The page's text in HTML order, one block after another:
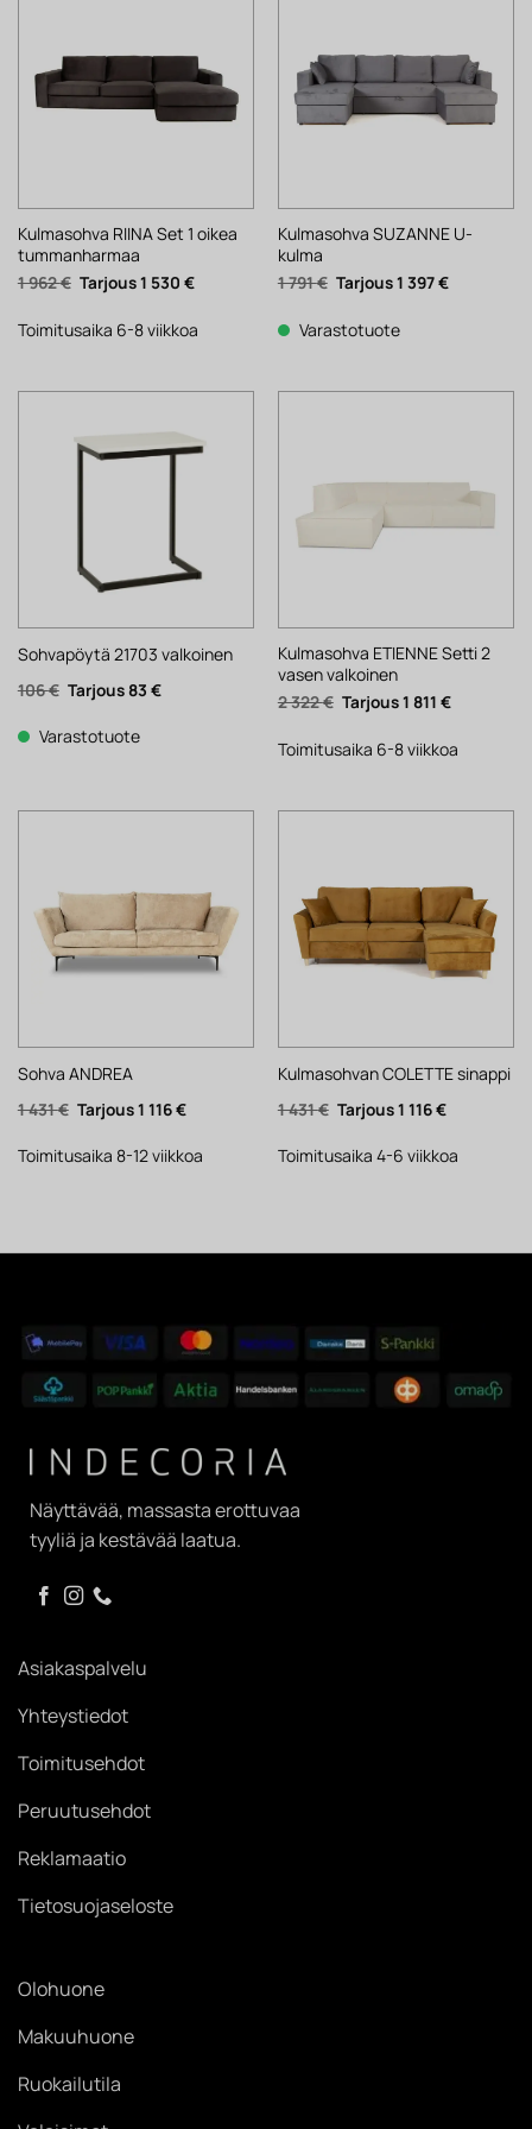
Kulmasohva RIINA Set 1 oikea
tummanharmaa
1 962€ Alkuperäinen
hinta
1
962 €.
1 530 €Nykyinen
1
530 €.
Toimitusaika 6-8 viikkoa
Kulmasohva SUZANNE U-
kulma
1 791€ Alkuperäinen
hinta
1
791 €.
1 397€Nykyinen
Varastotuote
Sohvapöytä 21703 valkoinen
106€ Alkuperäinen
hinta
106 €.
83 €Nykyinen
Varastotuote
Kulmasohva ETIENNE Setti 2
vasen valkoinen
2 322€ Alkuperäinen
hinta
2
322 €.
1 811 €Nykyinen
1
811 €.
Toimitusaika 6-8 viikkoa
Sohva ANDREA
1 431€ Alkuperäinen
hinta
1
431 €.
1 116€Nykyinen
1
116 €.
Toimitusaika 8-12 viikkoa
Kulmasohvan COLETTE sinappi
1 431€ Alkuperäinen
hinta
1
431 €.
1 116€Nykyinen
1
116 €.
Toimitusaika 4-6 viikkoa
Näyttävää, massasta erottuvaa
tyyliä ja kestävää laatua.
Asiakaspalvelu
Yhteystiedot
Toimitusehdot
Peruutusehdot
Reklamaatio
Tietosuojaseloste
Olohuone
Makuuhuone
Ruokailutila